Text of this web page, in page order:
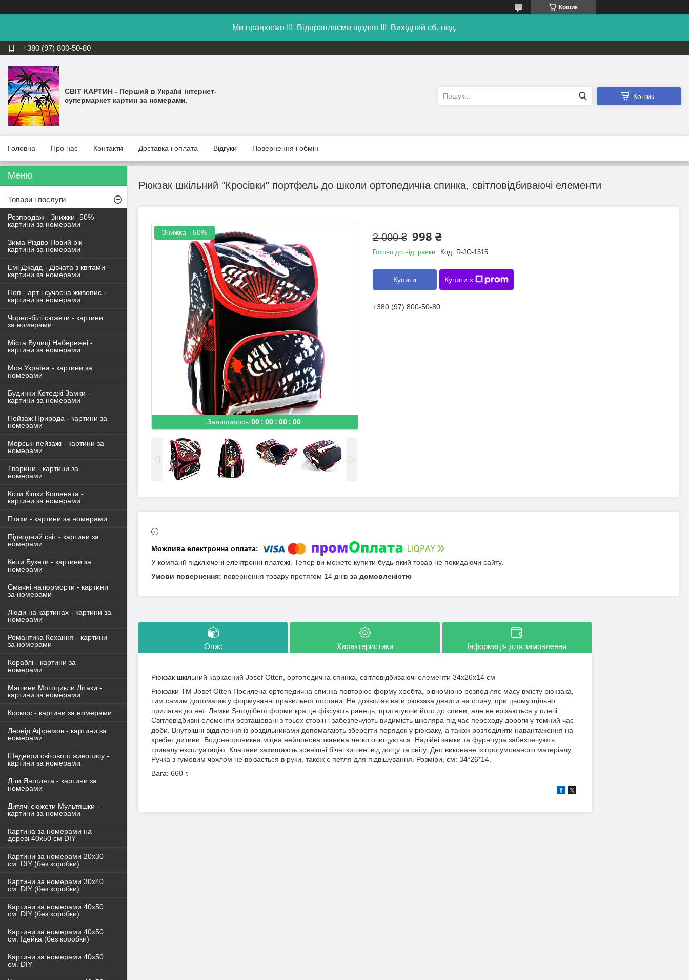
Кошик
Ми працюємо !!! Відправляємо щодня !!! Вихідний сб.-нед.
+380 (97) 800-50-80
СВІТ КАРТИН - Перший в Україні інтернет-
супермаркет картин за номерами.
Кошик
Головна Про нас Контакти Доставка і оплата Відгуки Повернення і обмін
Рюкзак шкільний "Кросівки" портфель до школи ортопедична спинка, світловідбиваючі елементи
Залишилось 00 00 00 00
–50% 2 000 ₴ 998 ₴
Готово до відправки Код: R-JO-1515
Купити Купити з
+380 (97) 800-50-80
У компанії підключені електронні платежі. Тепер ви можете купити будь-який товар не покидаючи сайту.
повернення товару протягом 14 днів за домовленістю
Опис Характеристики Інформація для замовлення
Рюкзак шкільний каркасний Josef Otten, ортопедична спинка, світловідбиваючі елементи 34x26x14 см
Рюкзаки ТМ Josef Otten Посилена ортопедична спинка повторює форму хребта, рівномірно розподіляє масу вмісту рюкзака,
тим самим допомагає у формуванні правильної постави. Не дозволяє ваги рюкзака давити на спину, при цьому щільно
прилягає до неї. Лямки S-подібної форми краще фіксують ранець, притягуючи його до спини, але не врізаються у плечі.
Світловідбивні елементи розташовані з трьох сторін і забезпечують видимість школяра під час переходу дороги у темний час
доби. Внутрішні відділення із роздільниками допомагають зберегти порядок у рюкзаку, а також розподілити навантаження на
хребет дитини. Водонепроникна міцна нейлонова тканина легко очищується. Надійні замки та фурнітура забезпечують
тривалу експлуатацію. Клапани захищають зовнішні бічні кишені від дощу та снігу. Дно виконане із прогумованого матеріалу.
Ручка з гумовим чохлом не врізається в руки, також є петля для підвішування. Розміри, см: 34*26*14.
Вага: 660 г.
Товари і послуги
Розпродаж - Знижки -50%
картини за номерами
Зима Різдво Новий рік -
картини за номерами
Емі Джадд - Дівчата з квітами -
картини за номерами
Поп - арт і сучасна живопис -
картини за номерами
Чорно-білі сюжети - картини
за номерами
Міста Вулиці Набережні -
картини за номерами
Моя Україна - картини за
номерами
Будинки Котеджі Замки -
картини за номерами
Пейзаж Природа - картини за
номерами
Морські пейзажі - картини за
номерами
Тварини - картини за
номерами
Коти Кішки Кошенята -
картини за номерами
Птахи - картини за номерами
Підводний світ - картини за
номерами
Квіти Букети - картини за
номерами
Смачні натюрморти - картини
за номерами
Люди на картинах - картини за
номерами
Романтика Кохання - картини
за номерами
Кораблі - картини за
номерами
Машини Мотоцикли Літаки -
картини за номерами
Космос - картини за номерами
Леонід Афремов - картини за
номерами
Шедеври світового живопису -
картини за номерами
Діти Янголята - картини за
номерами
Дитячі сюжети Мультяшки -
картини за номерами
Картина за номерами на
дереві 40х50 см DIY
Картини за номерами 20х30
см. DIY (без коробки)
Картини за номерами 30х40
см. DIY (без коробки)
Картини за номерами 40х50
см. DIY (без коробки)
Картини за номерами 40x50
см. Ідейка (без коробки)
Картини за номерами 40х50
см. DIY